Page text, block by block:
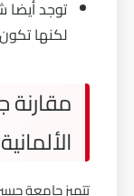
توجد
لكنها
تتميز جامعة